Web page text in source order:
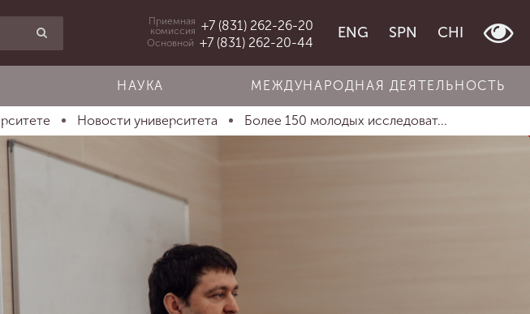
Приемная
комиссия +7 (831) 262-26-20
Основной +7 (831) 262-20-44
ENG SPN CHI
НАУКА МЕЖДУНАРОДНАЯ ДЕЯТЕЛЬНОСТЬ
Новости университета Более 150 молодых исследоват...